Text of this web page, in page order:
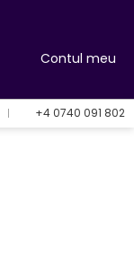
Contul meu
+4 0740 091 802